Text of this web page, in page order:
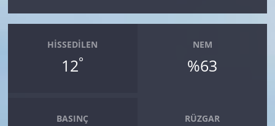
HISSEDILEN
12°
NEM
%63
BASINÇ RÜZGAR